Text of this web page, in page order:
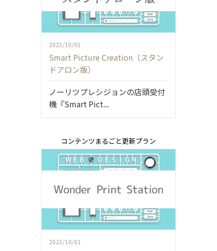
2021/10/01
Smart Picture Creation（スタン
ドアロン版）
ノーリツプレシジョンの店頭受付
機『Smart Pict...
コンテンツまるごと更新プラン
2021/10/01